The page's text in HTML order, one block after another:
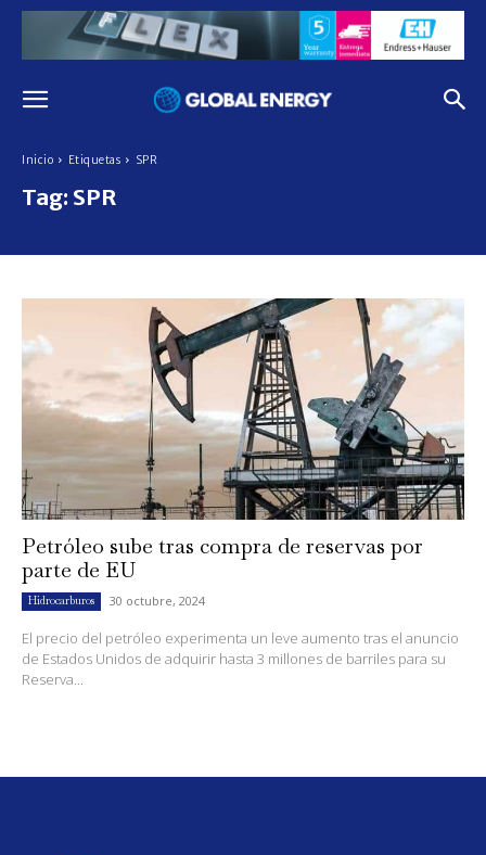
Inicio Etiquetas SPR
Tag: SPR
Petróleo sube tras compra de reservas por
parte de EU
Hidrocarburos 30 octubre, 2024
El precio del petróleo experimenta un leve aumento tras el anuncio
de Estados Unidos de adquirir hasta 3 millones de barriles para su
Reserva...